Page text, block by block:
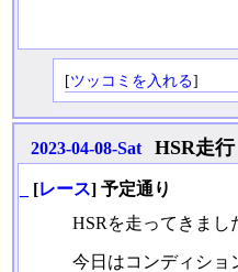
[ツッコミを入れる]
2023-04-08-Sat HSR走行
[レース] 予定通り
HSRを走ってきまし
今日はコンディショ